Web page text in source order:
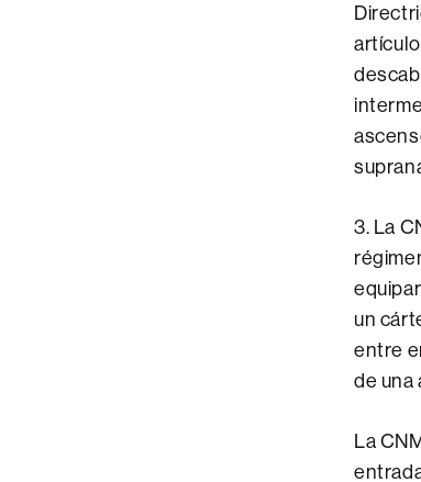
3. La
un
entre
de una
La